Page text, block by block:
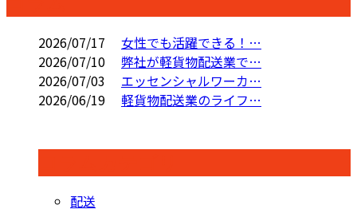
2026/07/17
女性でも活躍できる！…
2026/07/10
弊社が軽貨物配送業で…
2026/07/03
エッセンシャルワーカ…
2026/06/19
軽貨物配送業のライフ…
配送